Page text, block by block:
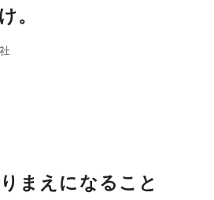
。
まえになること